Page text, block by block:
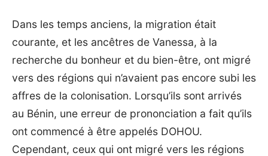
Dans les temps anciens, la migration était
courante, et les ancêtres de Vanessa, à la
recherche du bonheur et du bien-être, ont migré
vers des régions qui n’avaient pas encore subi les
affres de la colonisation. Lorsqu’ils sont arrivés
au Bénin, une erreur de prononciation a fait qu’ils
ont commencé à être appelés DOHOU.
Cependant, ceux qui ont migré vers les régions